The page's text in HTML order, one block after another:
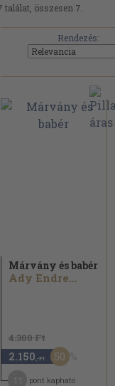
találat, összesen 7.
Rendezés:
Márvány és babér
Ady Endre...
4.300 Ft
2.150 ,-Ft 50
pont kapható